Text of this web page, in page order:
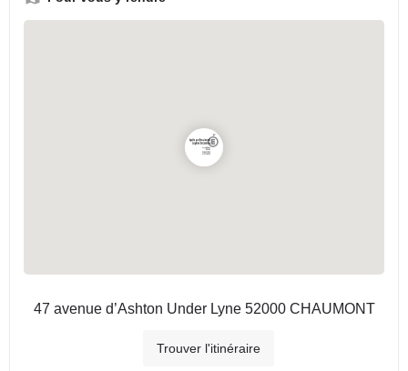
47 avenue d’Ashton Under Lyne 52000 CHAUMONT
Trouver l'itinéraire